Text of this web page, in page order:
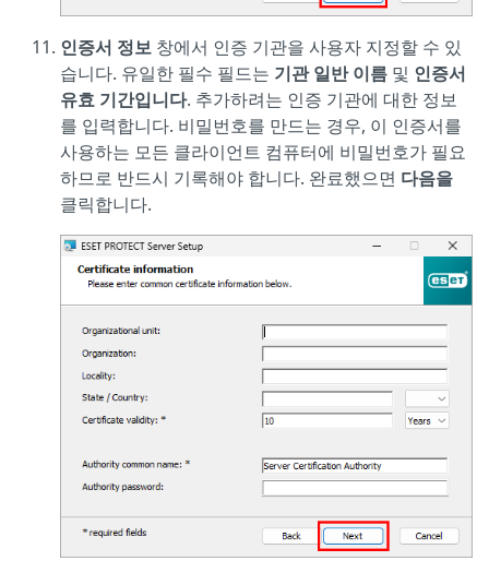
인증서 정보 창에서 인증 기관을 사용자 지정할 수 있
습니다. 유일한 필수 필드는 기관 일반 이름 및 인증서
유효 기간입니다. 추가하려는 인증 기관에 대한 정보
를 입력합니다. 비밀번호를 만드는 경우, 이 인증서를
사용하는 모든 클라이언트 컴퓨터에 비밀번호가 필요
하므로 반드시 기록해야 합니다. 완료했으면 다음을
클릭합니다.